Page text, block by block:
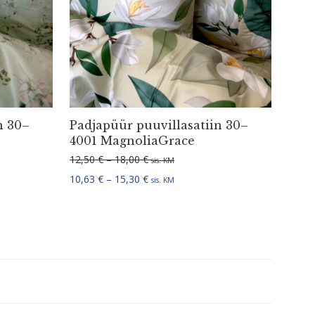
30–
€ kuni 18,00 €
€ kuni 15,30 €
Padjapüür puuvil­la­satiin 30–
4001 MagnoliaGrace
12,50€ – 18,00€Hinnavahemik: 12,50 € kuni 18,00 €
sis. KM
10,63 € – 15,30 €Hinnavahemik: 10,63 € kuni 15,30 €
sis. KM